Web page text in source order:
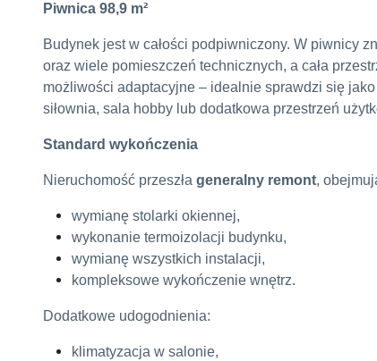
Piwnica 98,9 m²
Budynek jest w całości podpiwniczony. W piwnicy
oraz wiele pomieszczeń technicznych, a cała
możliwości adaptacyjne – idealnie sprawdzi się
siłownia, sala hobby lub dodatkowa przestrzeń
Standard wykończenia
Nieruchomość przeszła generalny remont,
wymianę stolarki okiennej,
wykonanie termoizolacji budynku,
wymianę wszystkich instalacji,
kompleksowe wykończenie wnętrz.
Dodatkowe udogodnienia:
klimatyzacja w salonie,